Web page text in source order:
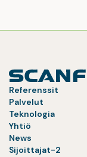
Referenssit
Palvelut
Teknologia
Yhtiö
News
Sijoittajat-2